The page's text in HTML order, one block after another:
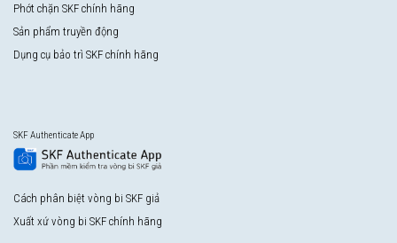
Phớt chặn SKF chính hãng
Sản phẩm truyền động
Dụng cụ bảo trì SKF chính hãng
SKF Authenticate App
Cách phân biệt vòng bi SKF giả
Xuất xứ vòng bi SKF chính hãng